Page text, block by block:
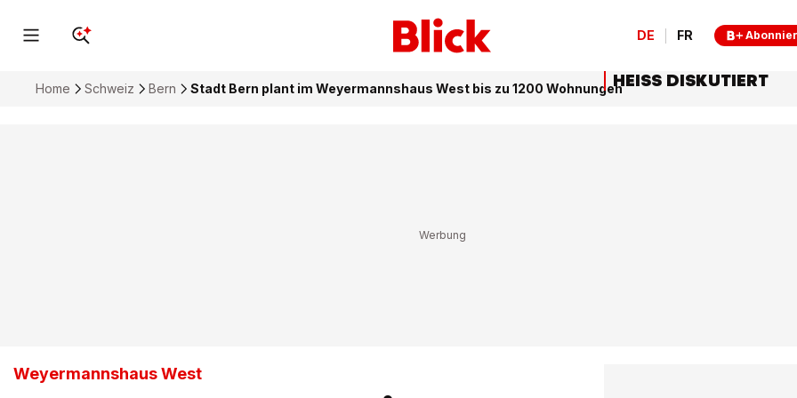
DE FR
Home Schweiz Bern Stadt Bern plant im Weyermannshaus West bis zu 1200 Wohnungen
Weyermannshaus West
HEISS DISKUTIERT